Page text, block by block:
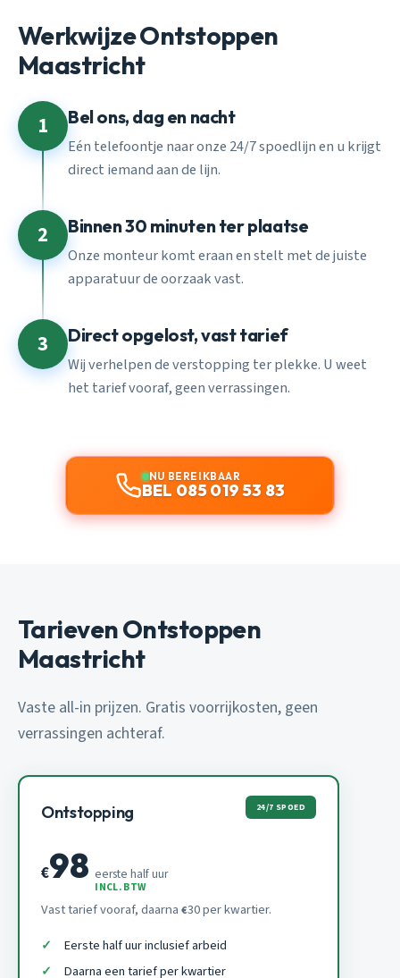
Werkwijze Ontstoppen
Maastricht
1 Bel ons, dag en nacht
Eén telefoontje naar onze 24/7 spoedlijn en u krijgt
direct iemand aan de lijn.
2 Binnen 30 minuten ter plaatse
Onze monteur komt eraan en stelt met de juiste
apparatuur de oorzaak vast.
3 Direct opgelost, vast tarief
Wij verhelpen de verstopping ter plekke. U weet
het tarief vooraf, geen verrassingen.
NU BEREIKBAAR
BEL 085 019 53 83
Tarieven Ontstoppen
Maastricht
Vaste all-in prijzen. Gratis voorrijkosten, geen
verrassingen achteraf.
Ontstopping 24/7 SPOED
€98 eerste half uur
INCL. BTW
Vast tarief vooraf, daarna €30 per kwartier.
Eerste half uur inclusief arbeid
Daarna een tarief per kwartier